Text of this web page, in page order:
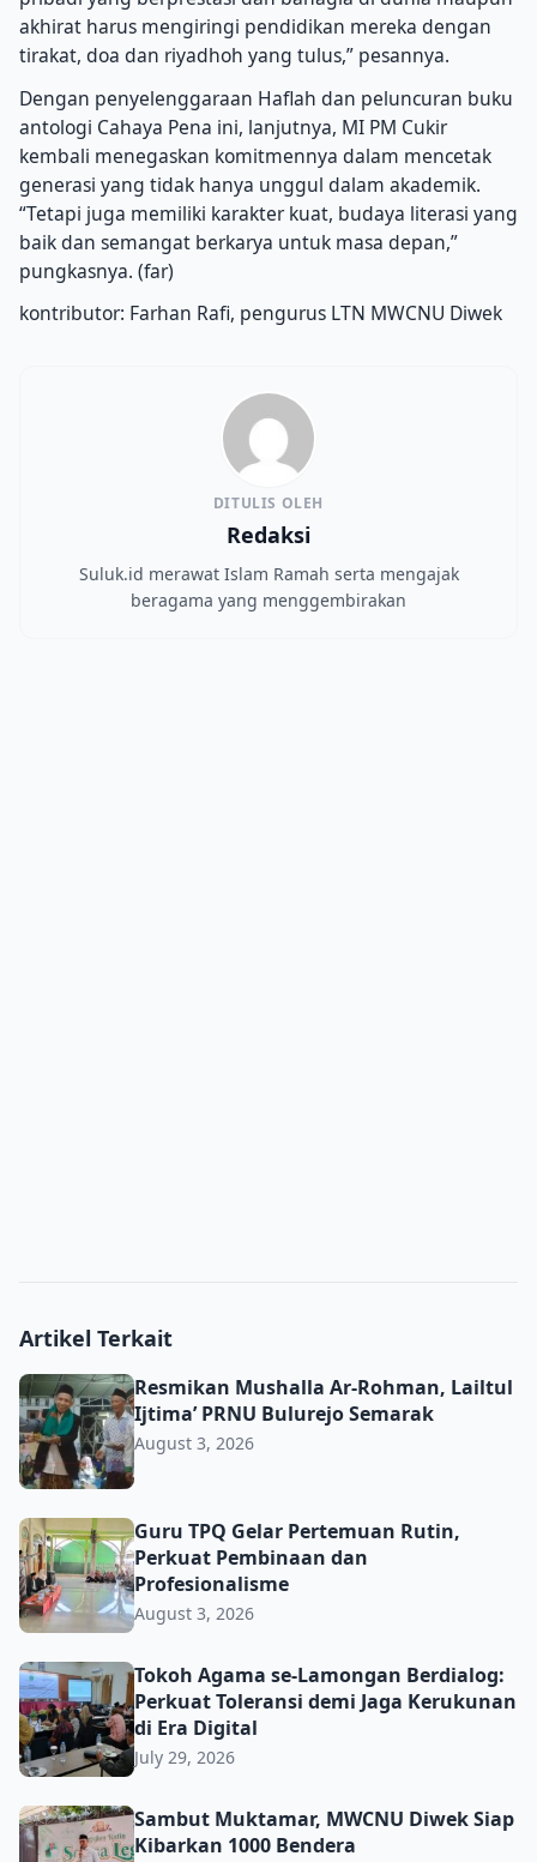
akhirat harus mengiringi pendidikan mereka dengan
tirakat, doa dan riyadhoh yang tulus,” pesannya.
Dengan penyelenggaraan Haflah dan peluncuran buku
antologi Cahaya Pena ini, lanjutnya, MI PM Cukir
kembali menegaskan komitmennya dalam mencetak
generasi yang tidak hanya unggul dalam akademik.
“Tetapi juga memiliki karakter kuat, budaya literasi yang
baik dan semangat berkarya untuk masa depan,”
pungkasnya. (far)
kontributor: Farhan Rafi, pengurus LTN MWCNU Diwek
DITULIS OLEH
Redaksi
Suluk.id merawat Islam Ramah serta mengajak
beragama yang menggembirakan
Artikel Terkait
Resmikan Mushalla Ar-Rohman, Lailtul Ijtima’ PRNU
Resmikan Mushalla Ar-Rohman, Lailtul
Ijtima’ PRNU Bulurejo Semarak
August 3, 2026
Guru TPQ Gelar Pertemuan Rutin, Perkuat Pembinaan
Guru TPQ Gelar Pertemuan Rutin,
Perkuat Pembinaan dan
Profesionalisme
August 3, 2026
Tokoh Agama se-Lamongan Berdialog: Perkuat
Tokoh Agama se-Lamongan Berdialog:
Perkuat Toleransi demi Jaga Kerukunan
di Era Digital
July 29, 2026
Sambut Muktamar, MWCNU Diwek Siap Kibarkan 1000
Sambut Muktamar, MWCNU Diwek Siap
Kibarkan 1000 Bendera